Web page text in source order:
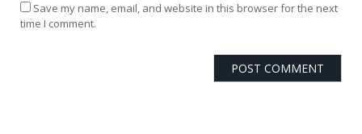
Save my name, email, and website in this browser for the next
time I comment.